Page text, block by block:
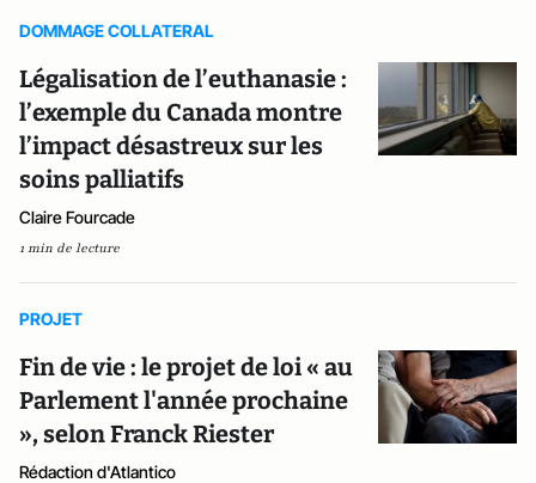
DOMMAGE COLLATERAL
Légalisation de l’euthanasie :
l’exemple du Canada montre
l’impact désastreux sur les
soins palliatifs
Claire Fourcade
1 min de lecture
PROJET
Fin de vie : le projet de loi « au
Parlement l'année prochaine
», selon Franck Riester
Rédaction d'Atlantico